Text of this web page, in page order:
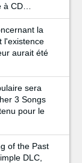
à CD
la
l'existence
aurait été
sera
3 Songs
pour le
of the Past
DLC,